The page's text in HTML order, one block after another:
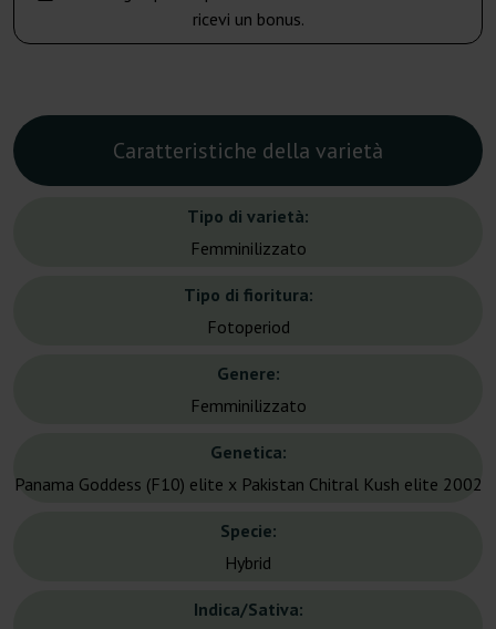
ricevi un bonus.
Caratteristiche della varietà
Tipo di varietà:
Femminilizzato
Tipo di fioritura:
Fotoperiod
Genere:
Femminilizzato
Genetica:
Panama Goddess (F10) elite x Pakistan Chitral Kush elite 2002
Specie:
Hybrid
Indica/Sativa: